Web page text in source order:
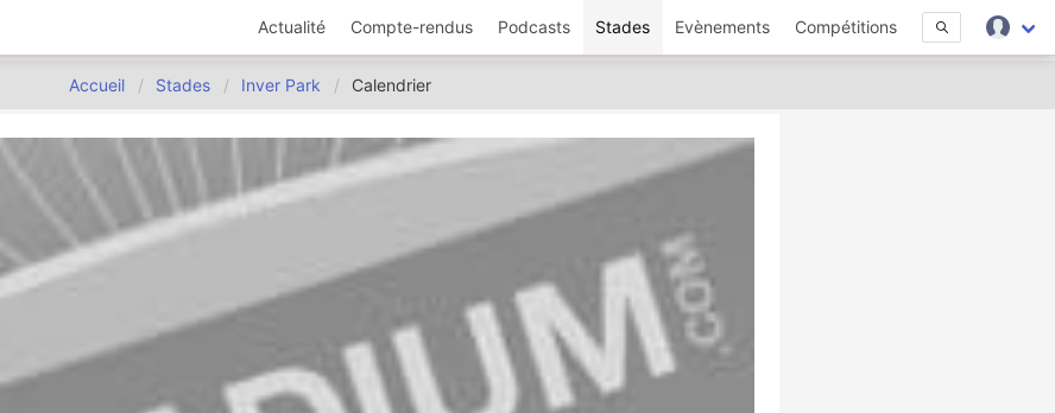
Actualité Compte-rendus Podcasts Stades Evènements Compétitions
Accueil Stades Inver Park Calendrier